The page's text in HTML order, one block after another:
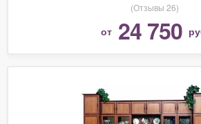
(Отзывы 26)
от 24 750